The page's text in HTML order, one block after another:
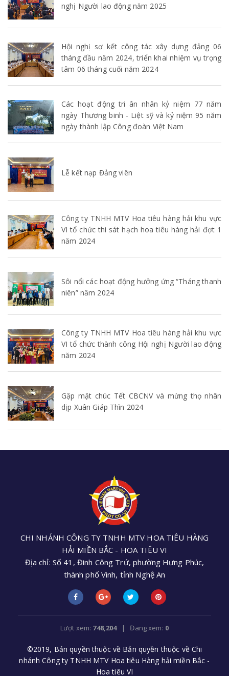
nghị Người lao động năm 2025
Hội nghị sơ kết công tác xây dựng đảng 06
tháng đầu năm 2024, triển khai nhiệm vụ trọng
tâm 06 tháng cuối năm 2024
Các hoạt động tri ân nhân kỷ niệm 77 năm
ngày Thương binh - Liệt sỹ và kỷ niệm 95 năm
ngày thành lập Công đoàn Việt Nam
Lễ kết nạp Đảng viên
Công ty TNHH MTV Hoa tiêu hàng hải khu vực
VI tổ chức thi sát hạch hoa tiêu hàng hải đợt 1
năm 2024
Sôi nổi các hoạt động hưởng ứng “Tháng thanh
niên” năm 2024
Công ty TNHH MTV Hoa tiêu hàng hải khu vực
VI tổ chức thành công Hội nghị Người lao động
năm 2024
Gặp mặt chúc Tết CBCNV và mừng thọ nhân
dịp Xuân Giáp Thìn 2024
CHI NHÁNH CÔNG TY TNHH MTV HOA TIÊU HÀNG
HẢI MIỀN BẮC - HOA TIÊU VI
Địa chỉ: Số 41, Đinh Công Trứ, phường Hưng Phúc,
thành phố Vinh, tỉnh Nghệ An
Điện thoại: +84 (0238) 3552 305 - Email:
cnhoatieu6@gmail.com
Lượt xem: 748,204| Đang xem: 0
©2019, Bản quyền thuộc về Bản quyền thuộc về Chi
nhánh Công ty TNHH MTV Hoa tiêu Hàng hải miền Bắc -
Hoa tiêu VI